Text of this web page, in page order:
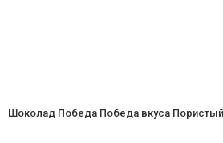
Шоколад Победа Победа вкуса